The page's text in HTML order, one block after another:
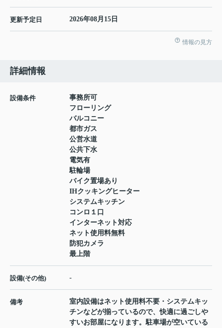
更新予定日 2026年08月15日
情報の見方
詳細情報
設備条件
事務所可
フローリング
バルコニー
都市ガス
公営水道
公共下水
電気有
駐輪場
バイク置場あり
IHクッキングヒーター
システムキッチン
コンロ１口
インターネット対応
ネット使用料無料
防犯カメラ
最上階
設備(その他) -
備考
室内設備はネット使用料不要・システムキッ
チンなどが揃っているので、快適に過ごしや
すいお部屋になります。駐車場が空いている